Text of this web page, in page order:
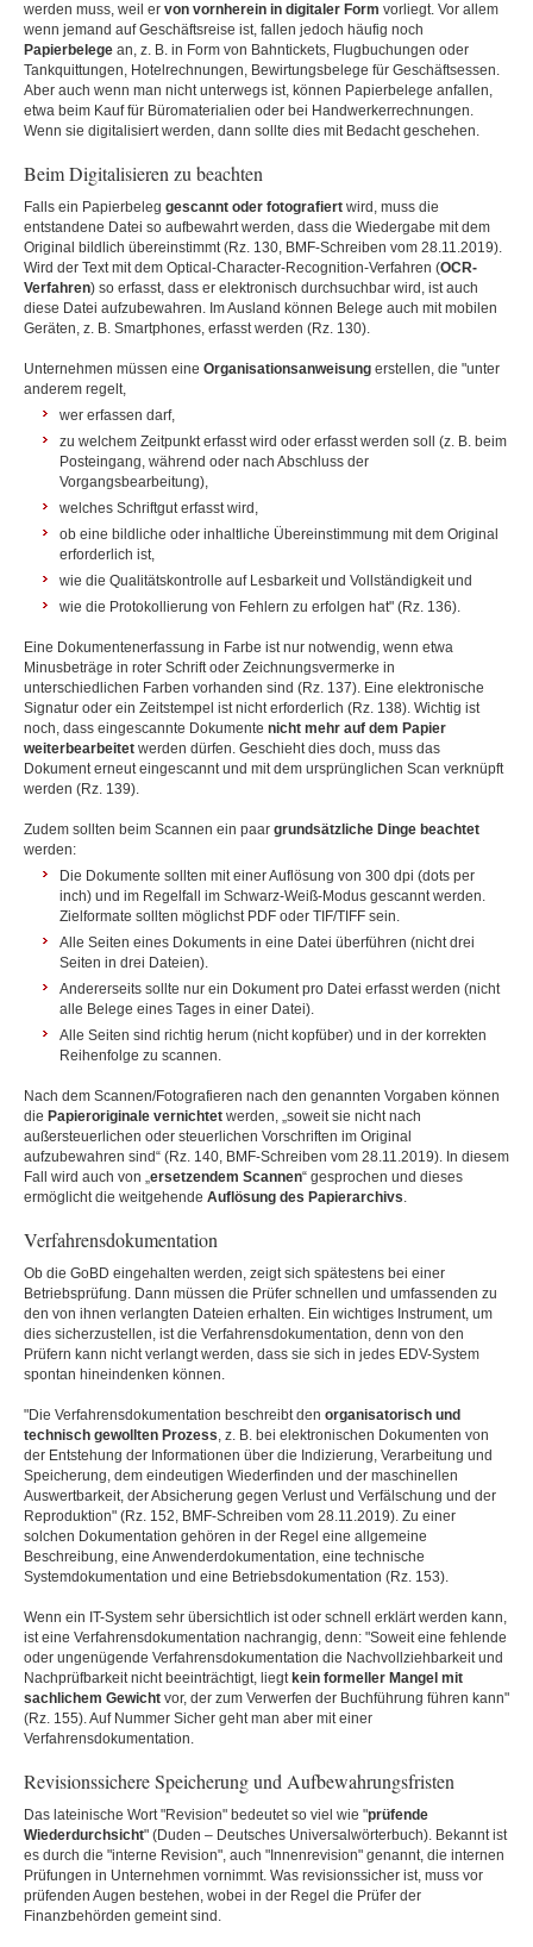
werden muss, weil er von vornherein in digitaler Form vorliegt. Vor allem
wenn jemand auf Geschäftsreise ist, fallen jedoch häufig noch
Papierbelege an, z. B. in Form von Bahntickets, Flugbuchungen oder
Tankquittungen, Hotelrechnungen, Bewirtungsbelege für Geschäftsessen.
Aber auch wenn man nicht unterwegs ist, können Papierbelege anfallen,
etwa beim Kauf für Büromaterialien oder bei Handwerkerrechnungen.
Wenn sie digitalisiert werden, dann sollte dies mit Bedacht geschehen.
Beim Digitalisieren zu beachten
Falls ein Papierbeleg gescannt oder fotografiert wird, muss die
entstandene Datei so aufbewahrt werden, dass die Wiedergabe mit dem
Original bildlich übereinstimmt (Rz. 130, BMF-Schreiben vom 28.11.2019).
Wird der Text mit dem Optical-Character-Recognition-Verfahren (OCR-
Verfahren) so erfasst, dass er elektronisch durchsuchbar wird, ist auch
diese Datei aufzubewahren. Im Ausland können Belege auch mit mobilen
Geräten, z. B. Smartphones, erfasst werden (Rz. 130).
Unternehmen müssen eine Organisationsanweisung erstellen, die "unter
anderem regelt,
wer erfassen darf,
zu welchem Zeitpunkt erfasst wird oder erfasst werden soll (z. B. beim
Posteingang, während oder nach Abschluss der
Vorgangsbearbeitung),
welches Schriftgut erfasst wird,
ob eine bildliche oder inhaltliche Übereinstimmung mit dem Original
erforderlich ist,
wie die Qualitätskontrolle auf Lesbarkeit und Vollständigkeit und
wie die Protokollierung von Fehlern zu erfolgen hat" (Rz. 136).
Eine Dokumentenerfassung in Farbe ist nur notwendig, wenn etwa
Minusbeträge in roter Schrift oder Zeichnungsvermerke in
unterschiedlichen Farben vorhanden sind (Rz. 137). Eine elektronische
Signatur oder ein Zeitstempel ist nicht erforderlich (Rz. 138). Wichtig ist
noch, dass eingescannte Dokumente nicht mehr auf dem Papier
weiterbearbeitet werden dürfen. Geschieht dies doch, muss das
Dokument erneut eingescannt und mit dem ursprünglichen Scan verknüpft
werden (Rz. 139).
Zudem sollten beim Scannen ein paar grundsätzliche Dinge beachtet
werden:
Die Dokumente sollten mit einer Auflösung von 300 dpi (dots per
inch) und im Regelfall im Schwarz-Weiß-Modus gescannt werden.
Zielformate sollten möglichst PDF oder TIF/TIFF sein.
Alle Seiten eines Dokuments in eine Datei überführen (nicht drei
Seiten in drei Dateien).
Andererseits sollte nur ein Dokument pro Datei erfasst werden (nicht
alle Belege eines Tages in einer Datei).
Alle Seiten sind richtig herum (nicht kopfüber) und in der korrekten
Reihenfolge zu scannen.
Nach dem Scannen/Fotografieren nach den genannten Vorgaben können
die Papieroriginale vernichtet werden, „soweit sie nicht nach
außersteuerlichen oder steuerlichen Vorschriften im Original
aufzubewahren sind“ (Rz. 140, BMF-Schreiben vom 28.11.2019). In diesem
Fall wird auch von „ersetzendem Scannen“ gesprochen und dieses
ermöglicht die weitgehende Auflösung des Papierarchivs.
Verfahrensdokumentation
Ob die GoBD eingehalten werden, zeigt sich spätestens bei einer
Betriebsprüfung. Dann müssen die Prüfer schnellen und umfassenden zu
den von ihnen verlangten Dateien erhalten. Ein wichtiges Instrument, um
dies sicherzustellen, ist die Verfahrensdokumentation, denn von den
Prüfern kann nicht verlangt werden, dass sie sich in jedes EDV-System
spontan hineindenken können.
"Die Verfahrensdokumentation beschreibt den organisatorisch und
technisch gewollten Prozess, z. B. bei elektronischen Dokumenten von
der Entstehung der Informationen über die Indizierung, Verarbeitung und
Speicherung, dem eindeutigen Wiederfinden und der maschinellen
Auswertbarkeit, der Absicherung gegen Verlust und Verfälschung und der
Reproduktion" (Rz. 152, BMF-Schreiben vom 28.11.2019). Zu einer
solchen Dokumentation gehören in der Regel eine allgemeine
Beschreibung, eine Anwenderdokumentation, eine technische
Systemdokumentation und eine Betriebsdokumentation (Rz. 153).
Wenn ein IT-System sehr übersichtlich ist oder schnell erklärt werden kann,
ist eine Verfahrensdokumentation nachrangig, denn: "Soweit eine fehlende
oder ungenügende Verfahrensdokumentation die Nachvollziehbarkeit und
Nachprüfbarkeit nicht beeinträchtigt, liegt kein formeller Mangel mit
sachlichem Gewicht vor, der zum Verwerfen der Buchführung führen kann"
(Rz. 155). Auf Nummer Sicher geht man aber mit einer
Verfahrensdokumentation.
Revisionssichere Speicherung und Aufbewahrungsfristen
Das lateinische Wort "Revision" bedeutet so viel wie "prüfende
Wiederdurchsicht" (Duden – Deutsches Universalwörterbuch). Bekannt ist
es durch die "interne Revision", auch "Innenrevision" genannt, die internen
Prüfungen in Unternehmen vornimmt. Was revisionssicher ist, muss vor
prüfenden Augen bestehen, wobei in der Regel die Prüfer der
Finanzbehörden gemeint sind.